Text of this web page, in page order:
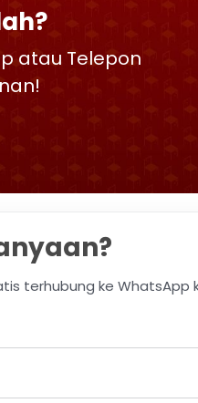
atau Telepon
terhubung ke WhatsApp